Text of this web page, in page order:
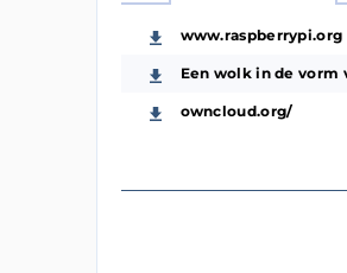
www.raspberrypi.org
Een wolk in de vorm
owncloud.org/